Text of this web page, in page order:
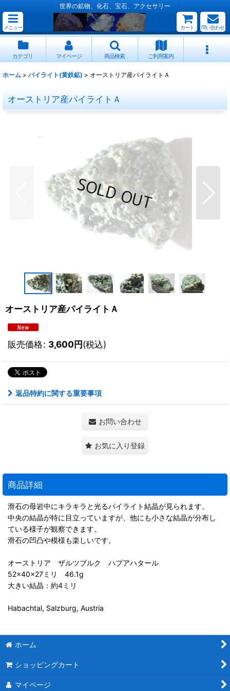
世界の鉱物、化石、宝石、アクセサリー
メニュー カート 問い合わせ
カテゴリ マイページ 商品検索 ご利用案内
ホーム > パイライト(黄鉄鉱) > オーストリア産パイライトＡ
オーストリア産パイライトＡ
オーストリア産パイライトＡ
販売価格: 3,600円(税込)
返品特約に関する重要事項
お問い合わせ
お気に入り登録
商品詳細
滑石の母岩中にキラキラと光るパイライト結晶が見られます。
中央の結晶が特に目立っていますが、他にも小さな結晶が分布し
ている様子が観察できます。
滑石の凹凸や模様も楽しいです。
オーストリア ザルツブルク ハプアハタール
52×40×27ミリ 46.1g
大きい結晶：約4ミリ
Habachtal, Salzburg, Austria
ホーム
ショッピングカート
マイページ